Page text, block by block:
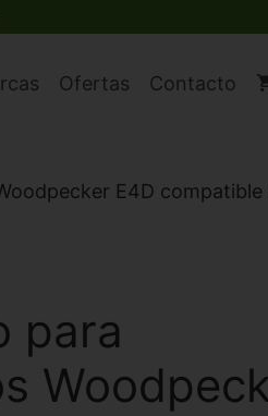
Ofertas Contacto
E4D compatible
para
era:
es:
ultrasonidos
E4D
cantidad